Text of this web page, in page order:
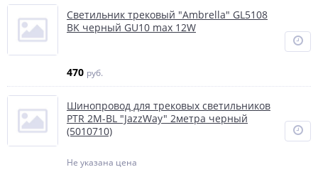
Светильник трековый "Ambrella" GL5108
BK черный GU10 max 12W
470 руб.
Шинопровод для трековых светильников
PTR 2M-BL "JazzWay" 2метра черный
(5010710)
Не указана цена